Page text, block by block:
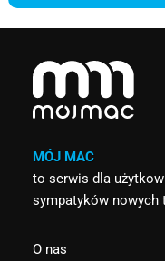
MÓJ MAC
to serwis dla
sympatyków nowych
O nas